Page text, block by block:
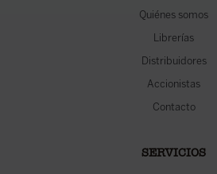
Quiénes somos
Librerías
Distribuidores
Accionistas
Contacto
SERVICIOS